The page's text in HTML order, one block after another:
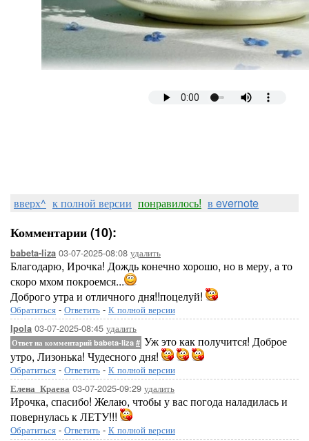
вверх^ к полной версии понравилось! в evernote
Комментарии (10):
babeta-liza 03-07-2025-08:08 удалить
Благодарю, Ирочка! Дождь конечно хорошо, но в меру, а то
скоро мхом покроемся...
Доброго утра и отличного дня!!поцелуй!
Обратиться - Ответить - К полной версии
Ipola 03-07-2025-08:45 удалить
Ответ на комментарий babeta-liza # Уж это как получится! Доброе
утро, Лизонька! Чудесного дня!
Обратиться - Ответить - К полной версии
Елена_Краева 03-07-2025-09:29 удалить
Ирочка, спасибо! Желаю, чтобы у вас погода наладилась и
повернулась к ЛЕТУ!!!
Обратиться - Ответить - К полной версии